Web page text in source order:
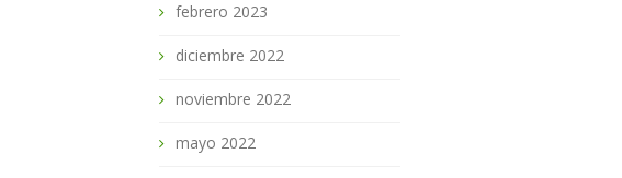
febrero 2023
diciembre 2022
noviembre 2022
mayo 2022